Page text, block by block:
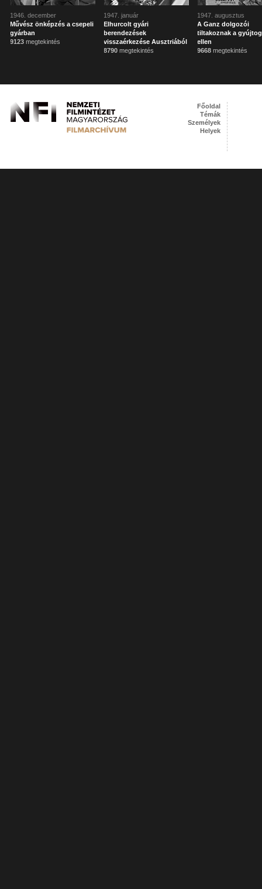
1946. december
Művész önképzés a csepeli
gyárban
9123 megtekintés
1947. január
Elhurcolt gyári
berendezések
visszaérkezése Ausztriából
8790 megtekintés
1947. augusztus
A Ganz dolgozói
tiltakoznak a
ellen
9668 megtekintés
Főoldal
Témák
Személyek
Helyek